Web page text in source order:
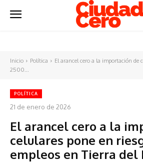
Inicio Política
El arancel cero a la importación de
2500...
POLÍTICA
21 de enero de 2026
El arancel cero a la
celulares pone en
empleos en Tierra del